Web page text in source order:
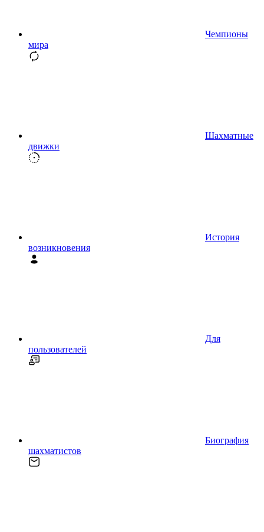
Чемпионы
мира
Шахматные
движки
История
возникновения
Для
пользователей
Биография
шахматистов